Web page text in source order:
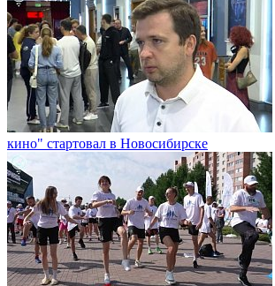
кино" стартовал в Новосибирске